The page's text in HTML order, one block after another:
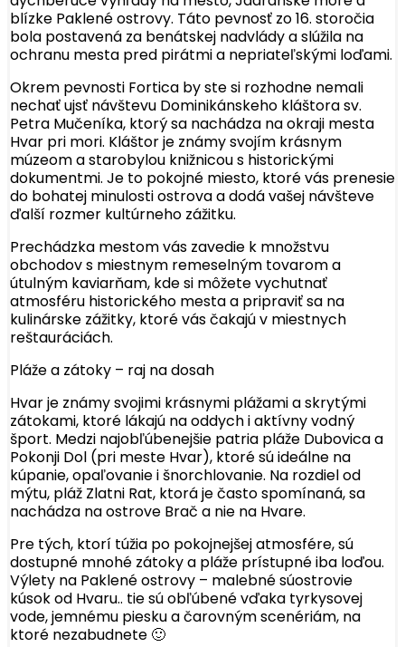
blízke Paklené ostrovy. Táto pevnosť zo 16. storočia
bola postavená za benátskej nadvlády a slúžila na
ochranu mesta pred pirátmi a nepriateľskými loďami.
Okrem pevnosti Fortica by ste si rozhodne nemali
nechať ujsť návštevu Dominikánskeho kláštora sv.
Petra Mučeníka, ktorý sa nachádza na okraji mesta
Hvar pri mori. Kláštor je známy svojím krásnym
múzeom a starobylou knižnicou s historickými
dokumentmi. Je to pokojné miesto, ktoré vás prenesie
do bohatej minulosti ostrova a dodá vašej návšteve
ďalší rozmer kultúrneho zážitku.
Prechádzka mestom vás zavedie k množstvu
obchodov s miestnym remeselným tovarom a
útulným kaviarňam, kde si môžete vychutnať
atmosféru historického mesta a pripraviť sa na
kulinárske zážitky, ktoré vás čakajú v miestnych
reštauráciách.
Pláže a zátoky – raj na dosah
Hvar je známy svojimi krásnymi plážami a skrytými
zátokami, ktoré lákajú na oddych i aktívny vodný
šport. Medzi najobľúbenejšie patria pláže Dubovica a
Pokonji Dol (pri meste Hvar), ktoré sú ideálne na
kúpanie, opaľovanie i šnorchlovanie. Na rozdiel od
mýtu, pláž Zlatni Rat, ktorá je často spomínaná, sa
nachádza na ostrove Brač a nie na Hvare.
Pre tých, ktorí túžia po pokojnejšej atmosfére, sú
dostupné mnohé zátoky a pláže prístupné iba loďou.
Výlety na Paklené ostrovy – malebné súostrovie
kúsok od Hvaru.. tie sú obľúbené vďaka tyrkysovej
vode, jemnému piesku a čarovným scenériám, na
ktoré nezabudnete 🙂